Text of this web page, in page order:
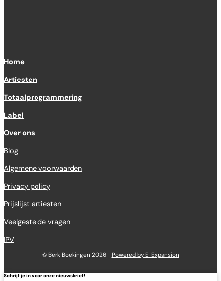
Home
Artiesten
Totaalprogrammering
Label
Over ons
Blog
Algemene voorwaarden
Privacy policy
Prijslijst artiesten
Veelgestelde vragen
IPV
© Berk Boekingen 2026 -Powered by E-Expansion
Schrijf je in voor onze nieuwsbrief!